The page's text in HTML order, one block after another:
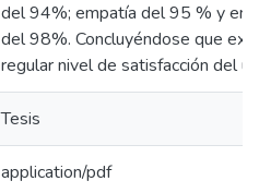
del 94%; empatía del 95 % y en
del 98%. Concluyéndose que
regular nivel de satisfacción del
Tesis
application/pdf